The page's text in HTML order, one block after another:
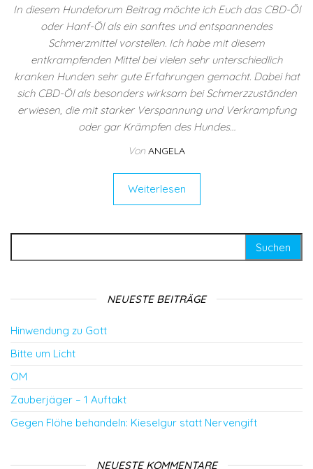
In diesem Hundeforum Beitrag möchte ich Euch das CBD-Öl
oder Hanf-Öl als ein sanftes und entspannendes
Schmerzmittel vorstellen. Ich habe mit diesem
entkrampfenden Mittel bei vielen sehr unterschiedlich
kranken Hunden sehr gute Erfahrungen gemacht. Dabei hat
sich CBD-Öl als besonders wirksam bei Schmerzzuständen
erwiesen, die mit starker Verspannung und Verkrampfung
oder gar Krämpfen des Hundes…
Von ANGELA
Weiterlesen
NEUESTE BEITRÄGE
Hinwendung zu Gott
Bitte um Licht
OM
Zauberjäger – 1 Auftakt
Gegen Flöhe behandeln: Kieselgur statt Nervengift
NEUESTE KOMMENTARE